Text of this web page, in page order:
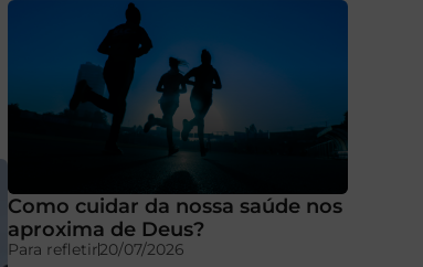
Como cuidar da nossa saúde nos
aproxima de Deus?
Para refletir20/07/2026